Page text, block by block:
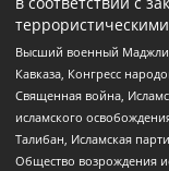
Высший военный
Кавказа, Конгресс
Священная война,
исламского
Талибан, Исламская
Общество возрождения